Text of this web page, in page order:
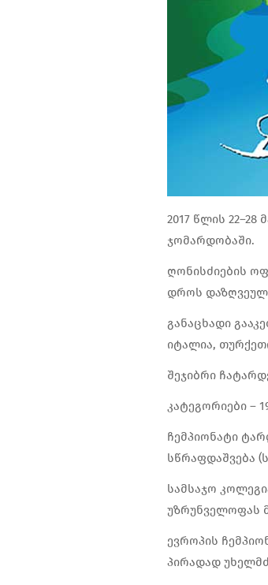
2017 წლის
ჯომარდობაში.
ღონისძიების
დროს
განაცხადი
იტალია,
შეჯიბრი
კატეგორიები –
ჩემპიონატი
სწრაფდაშვება
სამსაჯო
უზრუნველოფას
ევროპის
პირადად